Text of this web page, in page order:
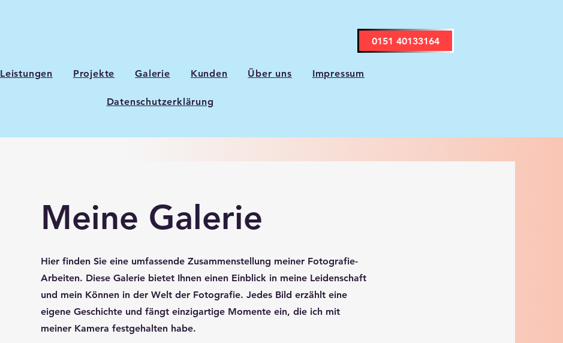
0151 40133164
Leistungen Projekte Galerie Kunden Über uns Impressum
Datenschutzerklärung
Meine Galerie
Hier finden Sie eine umfassende Zusammenstellung meiner Fotografie-
Arbeiten. Diese Galerie bietet Ihnen einen Einblick in meine Leidenschaft
und mein Können in der Welt der Fotografie. Jedes Bild erzählt eine
eigene Geschichte und fängt einzigartige Momente ein, die ich mit
meiner Kamera festgehalten habe.